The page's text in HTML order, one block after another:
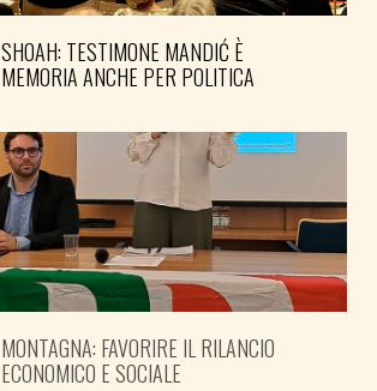
SHOAH: TESTIMONE MANDIĆ È
MEMORIA ANCHE PER POLITICA
MONTAGNA: FAVORIRE IL RILANCIO
ECONOMICO E SOCIALE